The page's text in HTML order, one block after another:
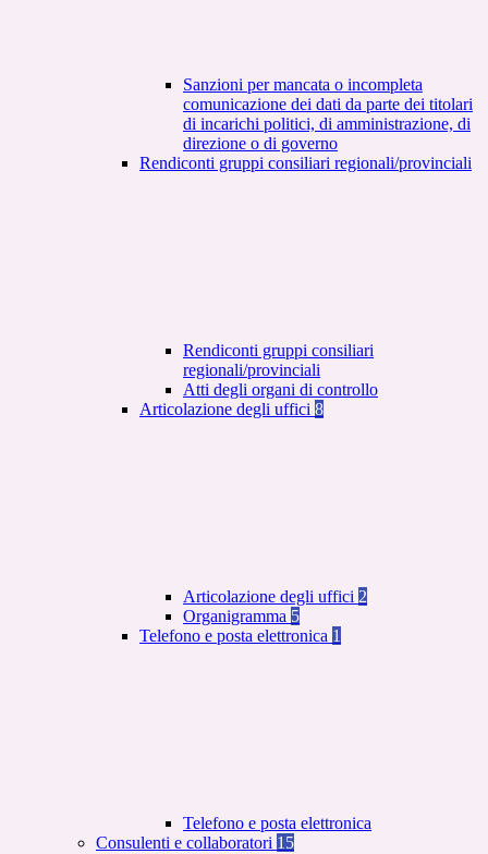
Sanzioni per mancata o incompleta
comunicazione dei dati da parte dei titolari
di incarichi politici, di amministrazione, di
direzione o di governo
Rendiconti gruppi consiliari regionali/provinciali
Rendiconti gruppi consiliari
regionali/provinciali
Atti degli organi di controllo
Articolazione degli uffici 8
Articolazione degli uffici 2
Organigramma 5
Telefono e posta elettronica 1
Telefono e posta elettronica
Consulenti e collaboratori 15